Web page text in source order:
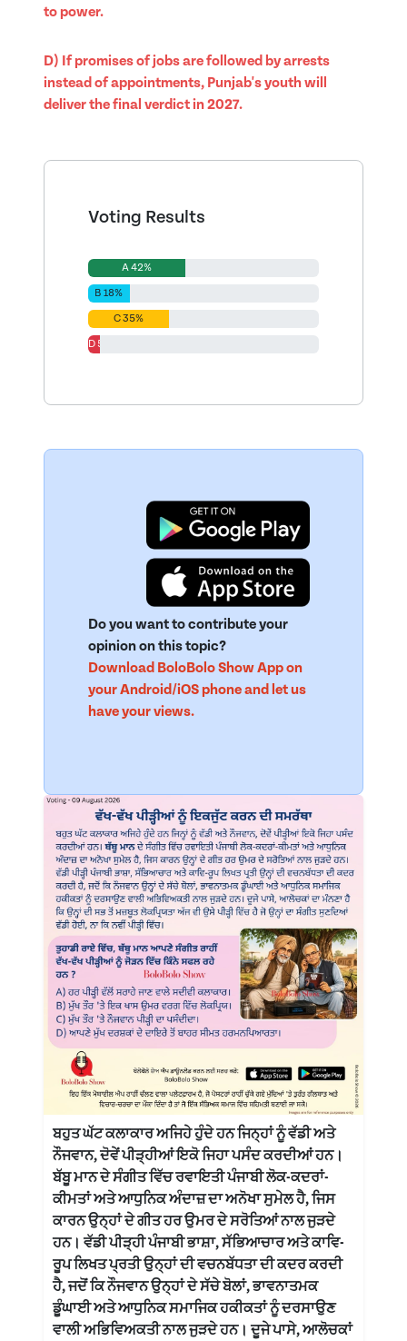
to power.
D) If promises of jobs are followed by arrests
instead of appointments, Punjab's youth will
deliver the final verdict in 2027.
Voting Results
A 42%
B 18%
C 35%
D 5%
Do you want to contribute your
opinion on this topic?
Download BoloBolo Show App on
your Android/iOS phone and let us
have your views.
ਬਹੁਤ ਘੱਟ ਕਲਾਕਾਰ ਅਜਿਹੇ ਹੁੰਦੇ ਹਨ ਜਿਨ੍ਹਾਂ ਨੂੰ ਵੱਡੀ ਅਤੇ
ਨੌਜਵਾਨ, ਦੋਵੇਂ ਪੀੜ੍ਹੀਆਂ ਇਕੋ ਜਿਹਾ ਪਸੰਦ ਕਰਦੀਆਂ ਹਨ।
ਬੱਬੂ ਮਾਨ ਦੇ ਸੰਗੀਤ ਵਿੱਚ ਰਵਾਇਤੀ ਪੰਜਾਬੀ ਲੋਕ-ਕਦਰਾਂ-
ਕੀਮਤਾਂ ਅਤੇ ਆਧੁਨਿਕ ਅੰਦਾਜ਼ ਦਾ ਅਨੋਖਾ ਸੁਮੇਲ ਹੈ, ਜਿਸ
ਕਾਰਨ ਉਨ੍ਹਾਂ ਦੇ ਗੀਤ ਹਰ ਉਮਰ ਦੇ ਸਰੋਤਿਆਂ ਨਾਲ ਜੁੜਦੇ
ਹਨ। ਵੱਡੀ ਪੀੜ੍ਹੀ ਪੰਜਾਬੀ ਭਾਸ਼ਾ, ਸੱਭਿਆਚਾਰ ਅਤੇ ਕਾਵਿ-
ਰੂਪ ਲਿਖਤ ਪ੍ਰਤੀ ਉਨ੍ਹਾਂ ਦੀ ਵਚਨਬੱਧਤਾ ਦੀ ਕਦਰ ਕਰਦੀ
ਹੈ, ਜਦੋਂ ਕਿ ਨੌਜਵਾਨ ਉਨ੍ਹਾਂ ਦੇ ਸੱਚੇ ਬੋਲਾਂ, ਭਾਵਨਾਤਮਕ
ਡੂੰਘਾਈ ਅਤੇ ਆਧੁਨਿਕ ਸਮਾਜਿਕ ਹਕੀਕਤਾਂ ਨੂੰ ਦਰਸਾਉਣ
ਵਾਲੀ ਅਭਿਵਿਅਕਤੀ ਨਾਲ ਜੁੜਦੇ ਹਨ। ਦੂਜੇ ਪਾਸੇ, ਆਲੋਚਕਾਂ